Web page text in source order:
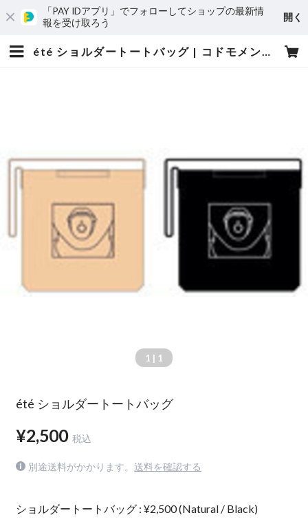
「PAY IDアプリ」でフォローしてショップの最新情
報を受け取ろう
開く
été ショルダートートバッグ | コドモメンタルWEBSHOP
1 | 1
été ショルダートートバッグ
¥2,500 税込
別途送料がかかります。 送料を確認する
ショルダートートバッグ : ¥2,500 (Natural / Black)